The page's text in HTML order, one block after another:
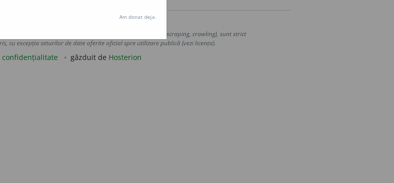
site, inclusiv prin orice metode de extragere automată (web scraping, crawling), sunt strict
cu excepția seturilor de date oferite oficial spre utilizare publică (vezi licența).
confidențialitate găzduit de Hosterion
Am donat deja.